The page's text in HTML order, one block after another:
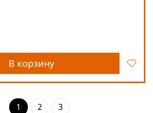
В корзину
1 2 3